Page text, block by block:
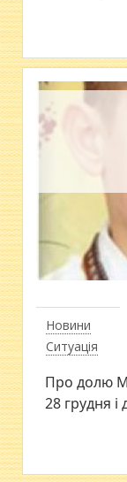
Новини
Ситуація
Про долю
28 грудня і